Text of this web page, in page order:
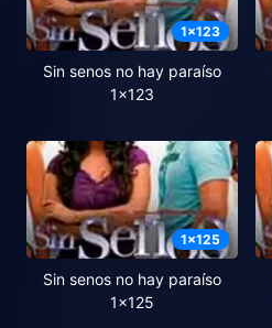
1x123
Sin senos no hay paraíso
1x123
1x125
Sin senos no hay paraíso
1x125